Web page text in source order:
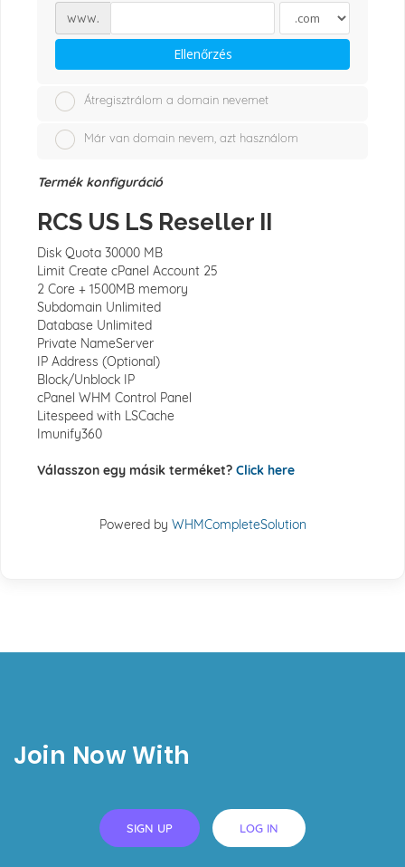
www.
Ellenőrzés
Átregisztrálom a domain nevemet
Már van domain nevem, azt használom
Termék konfiguráció
RCS US LS Reseller II
Disk Quota 30000 MB
Limit Create cPanel Account 25
2 Core + 1500MB memory
Subdomain Unlimited
Database Unlimited
Private NameServer
IP Address (Optional)
Block/Unblock IP
cPanel WHM Control Panel
Litespeed with LSCache
Imunify360
Válasszon egy másik terméket? Click here
Powered by WHMCompleteSolution
Join Now With
SIGN UP LOG IN